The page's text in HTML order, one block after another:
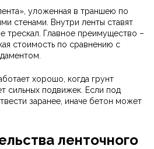
уложенная в траншею по
стенами. Внутри ленты ставят
трескал. Главное преимущество –
стоимость по сравнению с
хорошо, когда грунт
сильных подвижек. Если под
заранее, иначе бетон может
ленточного